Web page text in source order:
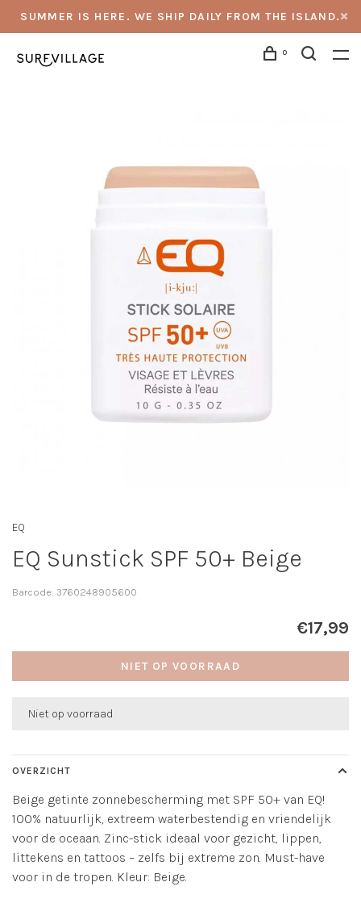
SUMMER IS HERE. WE SHIP DAILY FROM THE ISLAND.
0
EQ
EQ Sunstick SPF 50+ Beige
Barcode: 3760248905600
€17,99
NIET OP VOORRAAD
Niet op voorraad
OVERZICHT
Beige getinte zonnebescherming met SPF 50+ van EQ!
100% natuurlijk, extreem waterbestendig en vriendelijk
voor de oceaan. Zinc-stick ideaal voor gezicht, lippen,
littekens en tattoos – zelfs bij extreme zon. Must-have
voor in de tropen. Kleur: Beige.